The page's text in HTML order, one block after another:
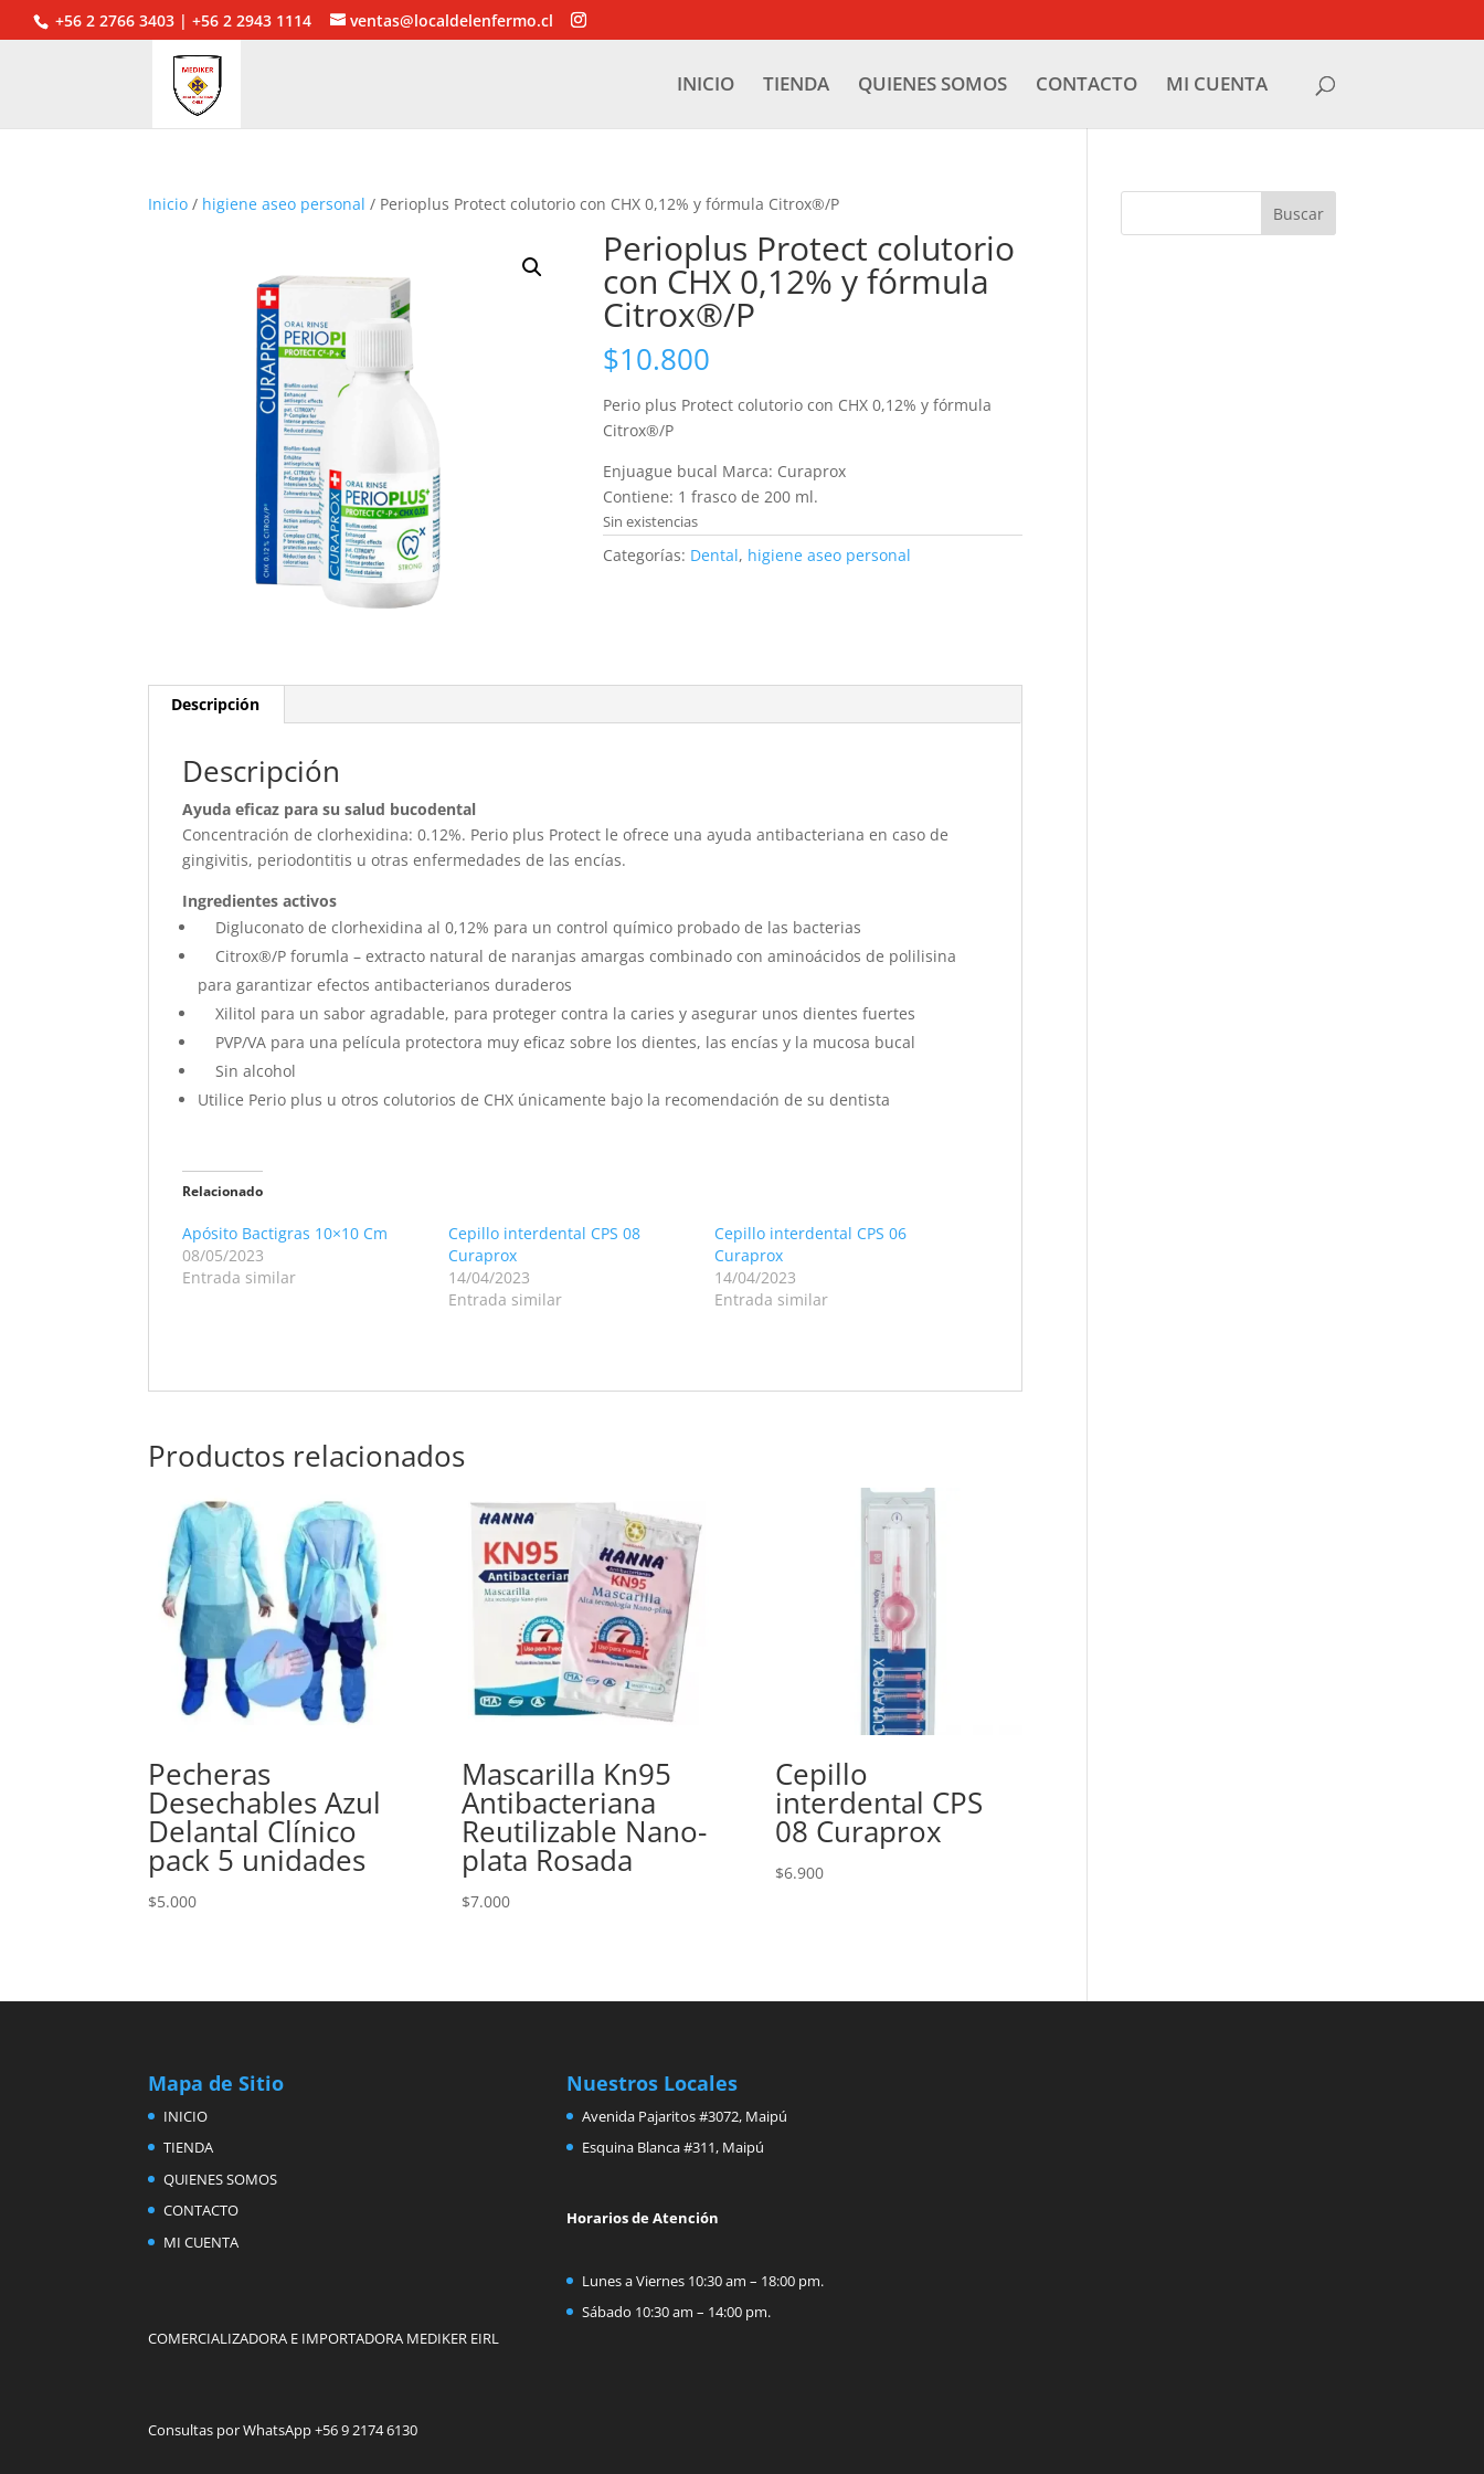
+56 2 2766 3403 | +56 2 2943 1114 ventas@localdelenfermo.cl
INICIO TIENDA QUIENES SOMOS CONTACTO MI CUENTA
Inicio / higiene aseo personal / Perioplus Protect colutorio con CHX 0,12% y fórmula Citrox®/P
Perioplus Protect colutorio
con CHX 0,12% y fórmula
Citrox®/P
$10.800
Perio plus Protect colutorio con CHX 0,12% y fórmula
Citrox®/P
Enjuague bucal Marca: Curaprox
Contiene: 1 frasco de 200 ml.
Sin existencias
Categorías: Dental, higiene aseo personal
Descripción
Descripción
Ayuda eficaz para su salud bucodental
Concentración de clorhexidina: 0.12%. Perio plus Protect le ofrece una ayuda antibacteriana en caso de
gingivitis, periodontitis u otras enfermedades de las encías.
Ingredientes activos
Digluconato de clorhexidina al 0,12% para un control químico probado de las bacterias
Citrox®/P forumla – extracto natural de naranjas amargas combinado con aminoácidos de polilisina
para garantizar efectos antibacterianos duraderos
Xilitol para un sabor agradable, para proteger contra la caries y asegurar unos dientes fuertes
PVP/VA para una película protectora muy eficaz sobre los dientes, las encías y la mucosa bucal
Sin alcohol
Utilice Perio plus u otros colutorios de CHX únicamente bajo la recomendación de su dentista
Relacionado
Apósito Bactigras 10×10 Cm
08/05/2023
Entrada similar
Cepillo interdental CPS 08
Curaprox
14/04/2023
Entrada similar
Cepillo interdental CPS 06
Curaprox
14/04/2023
Entrada similar
Productos relacionados
Pecheras
Desechables Azul
Delantal Clínico
pack 5 unidades
$5.000
Mascarilla Kn95
Antibacteriana
Reutilizable Nano-
plata Rosada
$7.000
Cepillo
interdental CPS
08 Curaprox
$6.900
Mapa de Sitio
INICIO
TIENDA
QUIENES SOMOS
CONTACTO
MI CUENTA
COMERCIALIZADORA E IMPORTADORA MEDIKER EIRL
Consultas por WhatsApp +56 9 2174 6130
Nuestros Locales
Avenida Pajaritos #3072, Maipú
Esquina Blanca #311, Maipú
Horarios de Atención
Lunes a Viernes 10:30 am – 18:00 pm.
Sábado 10:30 am – 14:00 pm.